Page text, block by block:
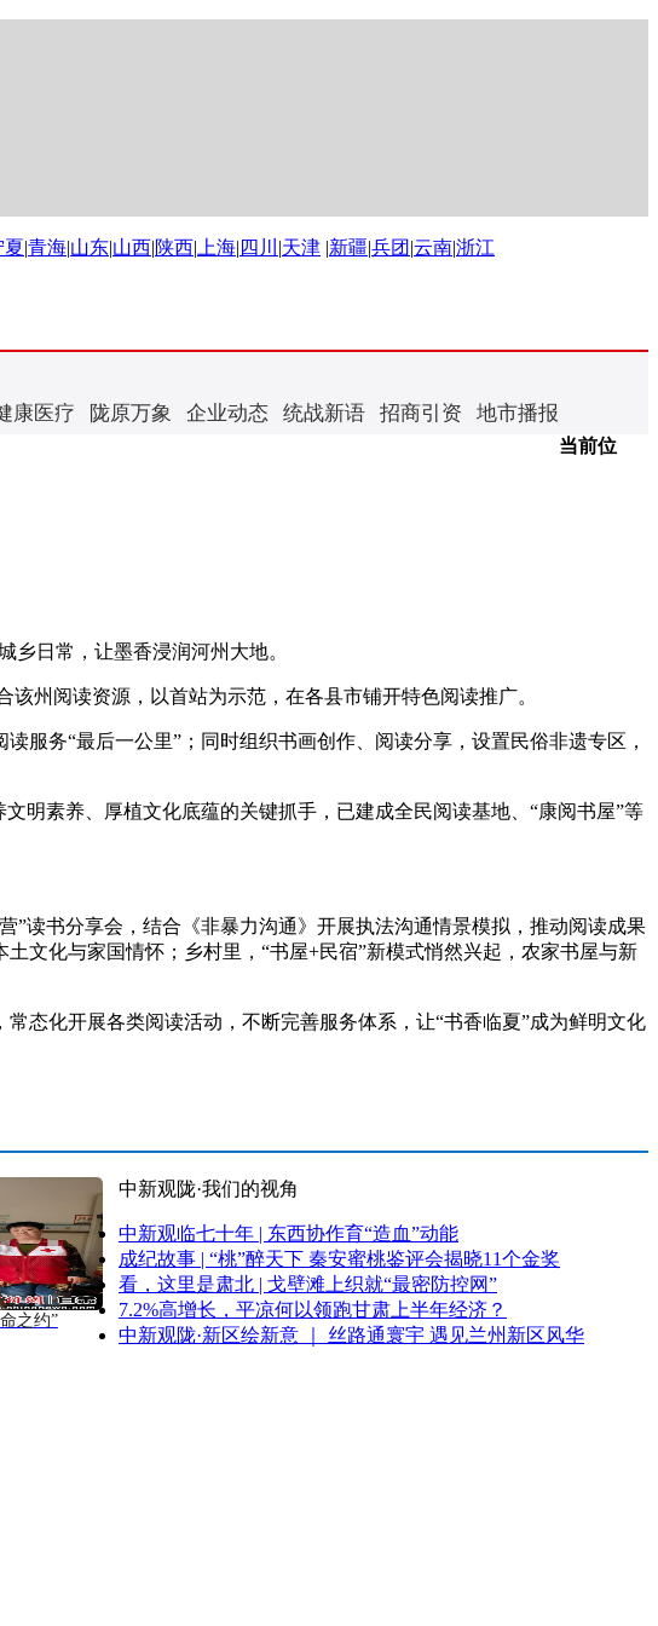
夏|青海|山东|山西|陕西| 上海| 四川 |天津 |新疆|兵团 |云南|浙江
康医疗 陇原万象 企业动态 统战新语 招商引资 地市播报
当前位
日常，让墨香浸润河州大地。
州阅读资源，以首站为示范，在各县市铺开特色阅读推广。
务“最后一公里”；同时组织书画创作、阅读分享，设置民俗非遗专区，
素养、厚植文化底蕴的关键抓手，已建成全民阅读基地、“康阅书屋”等
书分享会，结合《非暴力沟通》开展执法沟通情景模拟，推动阅读成果
文化与家国情怀；乡村里，“书屋+民宿”新模式悄然兴起，农家书屋与新
化开展各类阅读活动，不断完善服务体系，让“书香临夏”成为鲜明文化
之约”
中新观陇·我们的视角
中新观临七十年 | 东西协作育“造血”动能
成纪故事 | “桃”醉天下 秦安蜜桃鉴评会揭晓11个金奖
看，这里是肃北 | 戈壁滩上织就“最密防控网”
7.2%高增长，平凉何以领跑甘肃上半年经济？
中新观陇·新区绘新意 ｜ 丝路通寰宇 遇见兰州新区风华